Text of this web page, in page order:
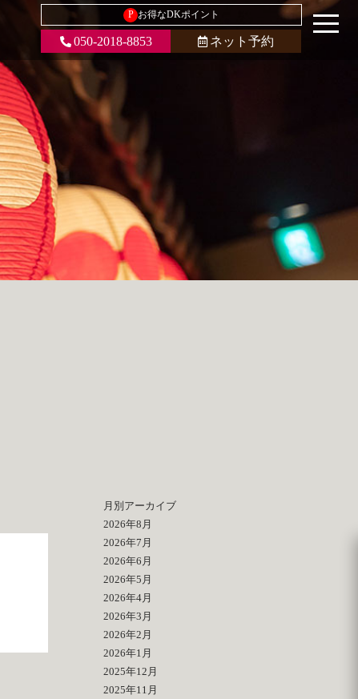
P お得なDKポイント
050-2018-8853 ネット予約
月別アーカイブ
2026年8月
2026年7月
2026年6月
2026年5月
2026年4月
2026年3月
2026年2月
2026年1月
2025年12月
2025年11月